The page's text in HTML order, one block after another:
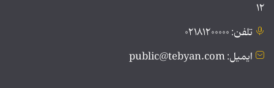
۱۲
تلفن: ۰۲۱۸۱۲۰۰۰۰۰
ایمیل: public@tebyan.com